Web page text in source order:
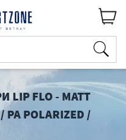
FLO - MATT
PA POLARIZED /